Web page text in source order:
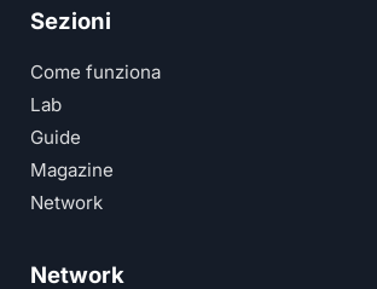
Sezioni
Come funziona
Lab
Guide
Magazine
Network
Network